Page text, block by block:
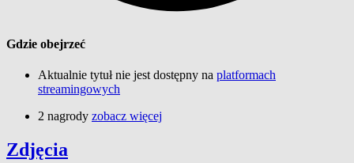
Gdzie obejrzeć
Aktualnie tytuł nie jest dostępny na platformach
streamingowych
2 nagrody zobacz więcej
Zdjęcia